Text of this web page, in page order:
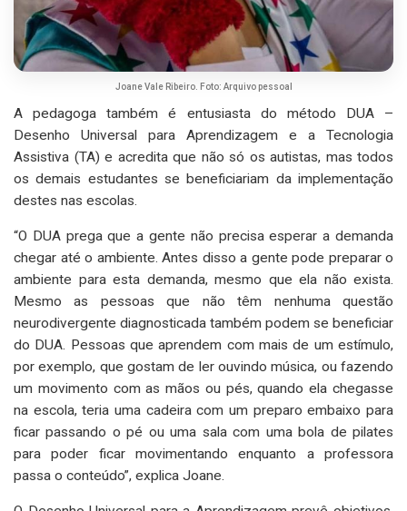
Joane Vale Ribeiro. Foto: Arquivo pessoal
A pedagoga também é entusiasta do método DUA –
Desenho Universal para Aprendizagem e a Tecnologia
Assistiva (TA) e acredita que não só os autistas, mas todos
os demais estudantes se beneficiariam da implementação
destes nas escolas.
“O DUA prega que a gente não precisa esperar a demanda
chegar até o ambiente. Antes disso a gente pode preparar o
ambiente para esta demanda, mesmo que ela não exista.
Mesmo as pessoas que não têm nenhuma questão
neurodivergente diagnosticada também podem se beneficiar
do DUA. Pessoas que aprendem com mais de um estímulo,
por exemplo, que gostam de ler ouvindo música, ou fazendo
um movimento com as mãos ou pés, quando ela chegasse
na escola, teria uma cadeira com um preparo embaixo para
ficar passando o pé ou uma sala com uma bola de pilates
para poder ficar movimentando enquanto a professora
passa o conteúdo”, explica Joane.